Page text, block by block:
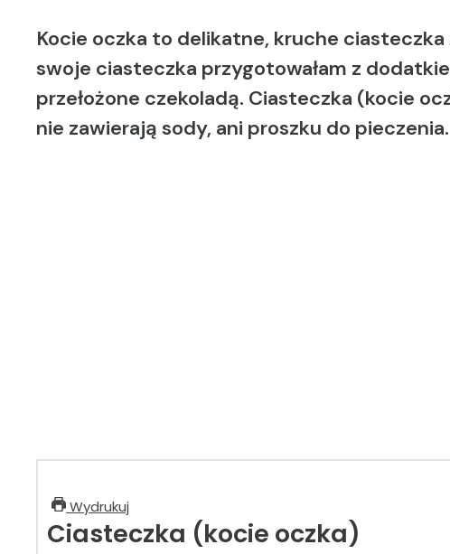
Kocie oczka to delikatne, kruche
swoje ciasteczka przygotowałam z
przełożone czekoladą. Ciasteczka (kocie
nie zawierają sody, ani proszku do
Wydrukuj
Ciasteczka (kocie oczka)